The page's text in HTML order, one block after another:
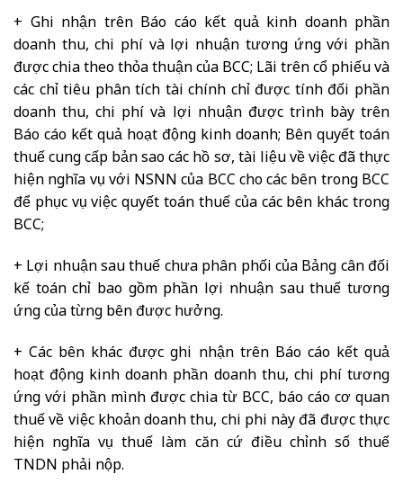
+ Ghi nhận trên Báo cáo kết quả kinh doanh phần
doanh thu, chi phí và lợi nhuận tương ứng với phần
được chia theo thỏa thuận của BCC; Lãi trên cổ phiếu và
các chỉ tiêu phân tích tài chính chỉ được tính đối phần
doanh thu, chi phí và lợi nhuận được trình bày trên
Báo cáo kết quả hoạt động kinh doanh; Bên quyết toán
thuế cung cấp bản sao các hồ sơ, tài liệu về việc đã thực
hiện nghĩa vụ với NSNN của BCC cho các bên trong BCC
để phục vụ việc quyết toán thuế của các bên khác trong
BCC;
+ Lợi nhuận sau thuế chưa phân phối của Bảng cân đối
kế toán chỉ bao gồm phần lợi nhuận sau thuế tương
ứng của từng bên được hưởng.
+ Các bên khác được ghi nhận trên Báo cáo kết quả
hoạt động kinh doanh phần doanh thu, chi phí tương
ứng với phần mình được chia từ BCC, báo cáo cơ quan
thuế về việc khoản doanh thu, chi phi này đã được thực
hiện nghĩa vụ thuế làm căn cứ điều chỉnh số thuế
TNDN phải nộp.